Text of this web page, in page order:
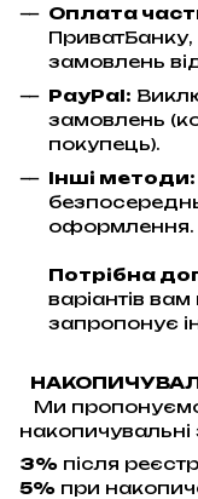
Оплата
замовлень
PayPal:
замовлень
покупець).
Інші методи:
оформлення.
Потрібна
варіантів
запропонує
Ми
3% після
5% при